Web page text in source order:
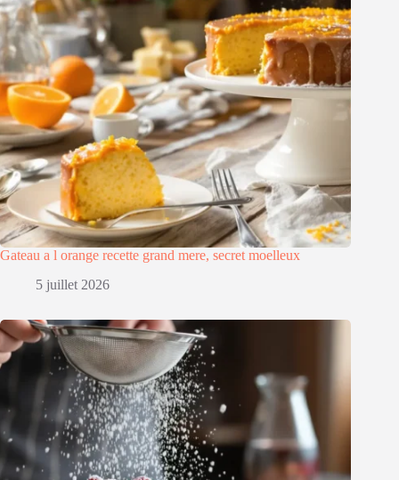
Gateau a l orange recette grand mere, secret moelleux
5 juillet 2026